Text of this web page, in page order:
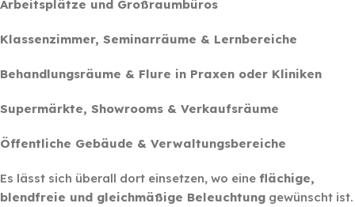
Arbeitsplätze und Großraumbüros
Klassenzimmer, Seminarräume & Lernbereiche
Behandlungsräume & Flure in Praxen oder Kliniken
Supermärkte, Showrooms & Verkaufsräume
Öffentliche Gebäude & Verwaltungsbereiche
Es lässt sich überall dort einsetzen, wo eine flächige,
blendfreie und gleichmäßige Beleuchtung gewünscht ist.